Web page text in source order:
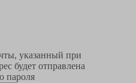
указанный при
будет отправлена
пароля